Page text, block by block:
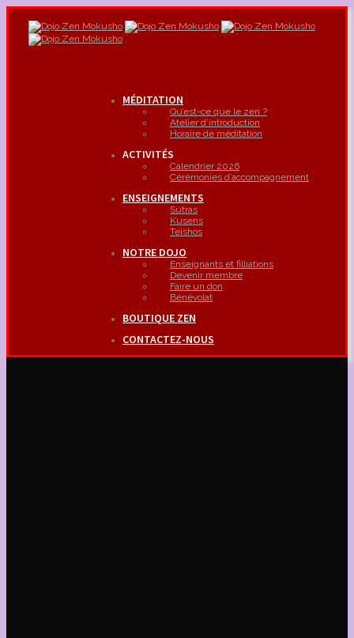
MÉDITATION
Qu’est-ce que le zen ?
Atelier d’introduction
Horaire de méditation
ACTIVITÉS
Calendrier 2026
Cérémonies d’accompagnement
ENSEIGNEMENTS
Sutras
Kusens
Teishos
NOTRE DOJO
Enseignants et filliations
Devenir membre
Faire un don
Bénévolat
BOUTIQUE ZEN
CONTACTEZ-NOUS